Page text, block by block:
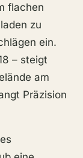
flachen
zu
ein.
– steigt
am
Präzision